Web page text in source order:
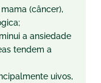
(câncer),
a ansiedade
tendem a
uivos,